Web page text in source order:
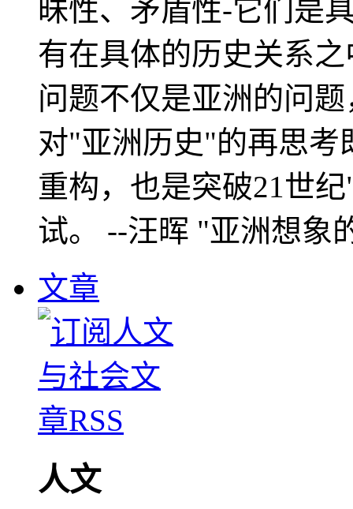
昧性、矛盾性-它们是
有在具体的历史关系
问题不仅是亚洲的问
对"亚洲历史"的再思考
重构，也是突破21世
试。 --汪晖 "亚洲想象
文章
人文